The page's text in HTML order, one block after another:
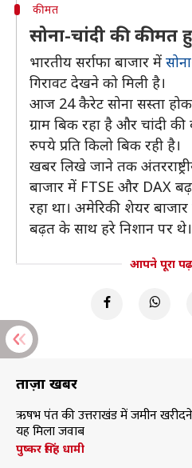
कीमत
सोना-चांदी की कीमत
भारतीय सर्राफा बाजार में
गिरावट देखने को मिली है।
आज 24 कैरेट सोना सस्ता
ग्राम बिक रहा है और चांदी
रुपये प्रति किलो बिक रही है।
खबर लिखे जाने तक
बाजार में FTSE और DAX
रहा था। अमेरिकी शेयर
बढ़त के साथ हरे निशान पर थे।
आपने पूरा पढ़
ताज़ा खबरें
ऋषभ पंत की उत्तराखंड में जमीन
यह मिला जवाब
पुष्कर सिंह धामी